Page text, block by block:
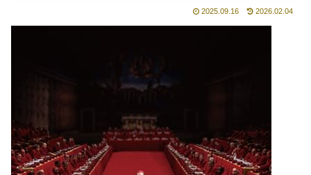
2025.09.16 2026.02.04